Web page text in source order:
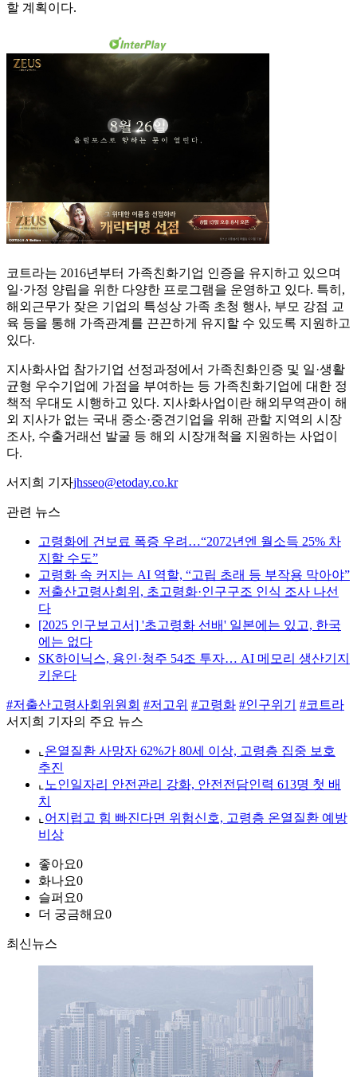
할 계획이다.
코트라는 2016년부터 가족친화기업 인증을 유지하고 있으며
일·가정 양립을 위한 다양한 프로그램을 운영하고 있다. 특히,
해외근무가 잦은 기업의 특성상 가족 초청 행사, 부모 강점 교
육 등을 통해 가족관계를 끈끈하게 유지할 수 있도록 지원하고
있다.
지사화사업 참가기업 선정과정에서 가족친화인증 및 일·생활
균형 우수기업에 가점을 부여하는 등 가족친화기업에 대한 정
책적 우대도 시행하고 있다. 지사화사업이란 해외무역관이 해
외 지사가 없는 국내 중소·중견기업을 위해 관할 지역의 시장
조사, 수출거래선 발굴 등 해외 시장개척을 지원하는 사업이
다.
서지희 기자jhsseo@etoday.co.kr
관련 뉴스
고령화에 건보료 폭증 우려…“2072년엔 월소득 25% 차
지할 수도”
고령화 속 커지는 AI 역할, “고립 초래 등 부작용 막아야”
저출산고령사회위, 초고령화·인구구조 인식 조사 나선
다
[2025 인구보고서] '초고령화 선배' 일본에는 있고, 한국
에는 없다
SK하이닉스, 용인·청주 54조 투자… AI 메모리 생산기지
키운다
#저출산고령사회위원회 #저고위 #고령화 #인구위기
#코트라
서지희 기자의 주요 뉴스
⌞ 온열질환 사망자 62%가 80세 이상, 고령층 집중 보호
추진
⌞ 노인일자리 안전관리 강화, 안전전담인력 613명 첫 배
치
⌞ 어지럽고 힘 빠진다면 위험신호, 고령층 온열질환 예방
비상
좋아요0
화나요0
슬퍼요0
더 궁금해요0
최신뉴스